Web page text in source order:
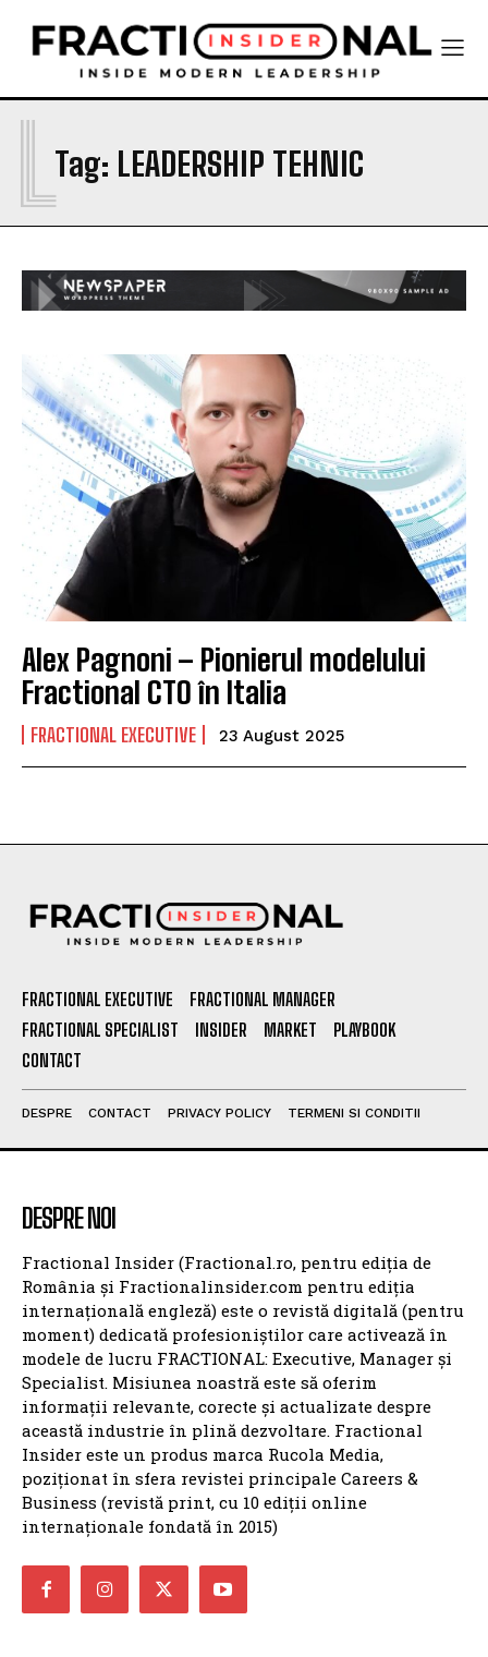
Tag: LEADERSHIP TEHNIC
L
Alex Pagnoni – Pionierul modelului
Fractional CTO în Italia
FRACTIONAL EXECUTIVE 23 August 2025
FRACTIONAL EXECUTIVE
FRACTIONAL MANAGER
FRACTIONAL SPECIALIST
INSIDER MARKET
PLAYBOOK
CONTACT
DESPRE CONTACT PRIVACY POLICY TERMENI SI CONDITII
DESPRE NOI
Fractional Insider (Fractional.ro, pentru ediția de
România și Fractionalinsider.com pentru ediția
internațională engleză) este o revistă digitală (pentru
moment) dedicată profesioniștilor care activează în
modele de lucru FRACTIONAL: Executive, Manager și
Specialist. Misiunea noastră este să oferim
informații relevante, corecte și actualizate despre
această industrie în plină dezvoltare. Fractional
Insider este un produs marca Rucola Media,
poziționat în sfera revistei principale Careers &
Business (revistă print, cu 10 ediții online
internaționale fondată în 2015)